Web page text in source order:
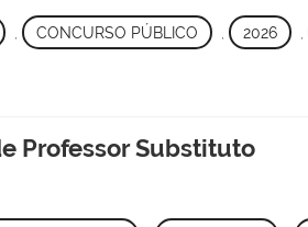
, CONCURSO PÚBLICO 2026
Professor Substituto